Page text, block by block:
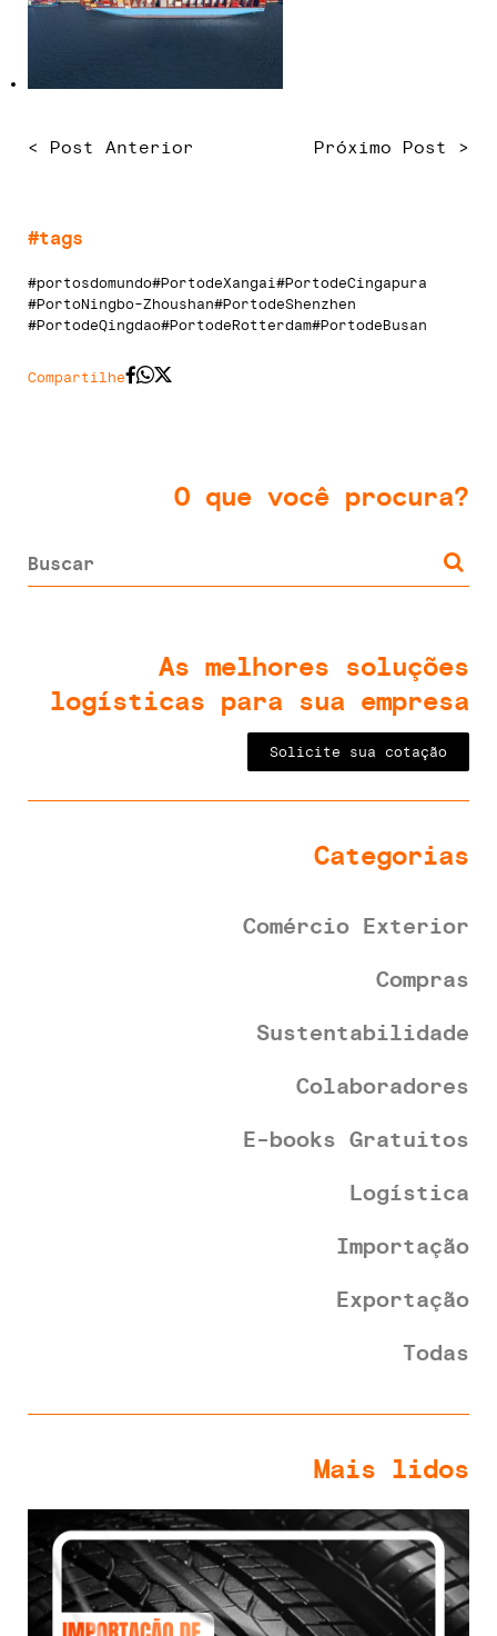
< Post Anterior Próximo Post >
#tags
#portosdomundo#PortodeXangai#PortodeCingapura
#PortoNingbo-Zhoushan#PortodeShenzhen
#PortodeQingdao#PortodeRotterdam#PortodeBusan
Compartilhe
O que você procura?
As melhores soluções
logísticas para sua empresa
Solicite sua cotação
Categorias
Comércio Exterior
Compras
Sustentabilidade
Colaboradores
E-books Gratuitos
Logística
Importação
Exportação
Todas
Mais lidos